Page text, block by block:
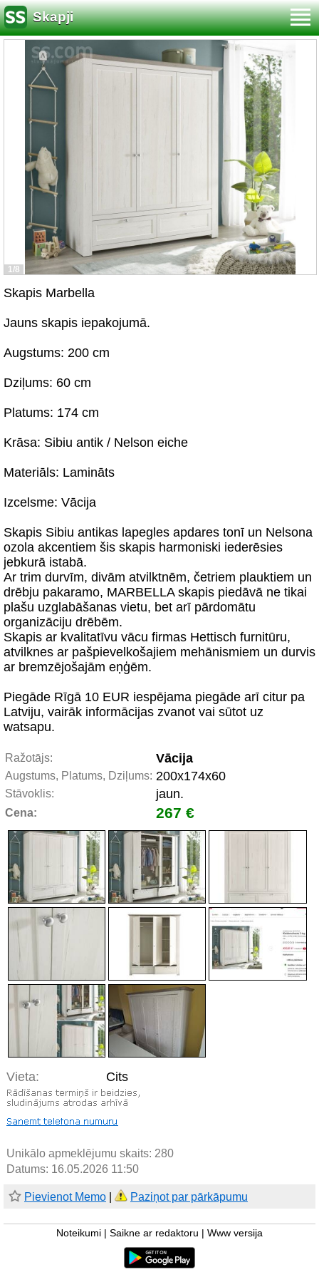
Skapji
1/8
Skapis Marbella
Jauns skapis iepakojumā.
Augstums: 200 cm
Dziļums: 60 cm
Platums: 174 cm
Krāsa: Sibiu antik / Nelson eiche
Materiāls: Lamināts
Izcelsme: Vācija
Skapis Sibiu antikas lapegles apdares tonī un Nelsona
ozola akcentiem šis skapis harmoniski iederēsies
jebkurā istabā.
Ar trim durvīm, divām atvilktnēm, četriem plauktiem un
drēbju pakaramo, MARBELLA skapis piedāvā ne tikai
plašu uzglabāšanas vietu, bet arī pārdomātu
organizāciju drēbēm.
Skapis ar kvalitatīvu vācu firmas Hettisch furnitūru,
atvilknes ar pašpievelkošajiem mehānismiem un durvis
ar bremzējošajām eņģēm.
Piegāde Rīgā 10 EUR iespējama piegāde arī citur pa
Latviju, vairāk informācijas zvanot vai sūtot uz
watsapu.
Ražotājs: Vācija
Augstums, Platums, Dziļums: 200x174x60
Stāvoklis: jaun.
Cena: 267 €
Vieta: Cits
Unikālo apmeklējumu skaits: 280
Datums: 16.05.2026 11:50
Pievienot Memo Paziņot par pārkāpumu
Noteikumi Saikne ar redaktoru Www versija